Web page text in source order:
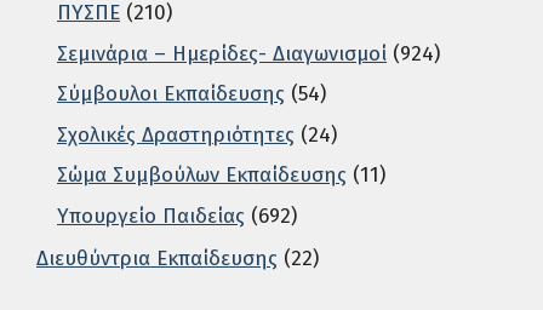
ΠΥΣΠΕ (210)
Σεμινάρια – Ημερίδες- Διαγωνισμοί (924)
Σύμβουλοι Εκπαίδευσης (54)
Σχολικές Δραστηριότητες (24)
Σώμα Συμβούλων Εκπαίδευσης (11)
Υπουργείο Παιδείας (692)
Διευθύντρια Εκπαίδευσης (22)